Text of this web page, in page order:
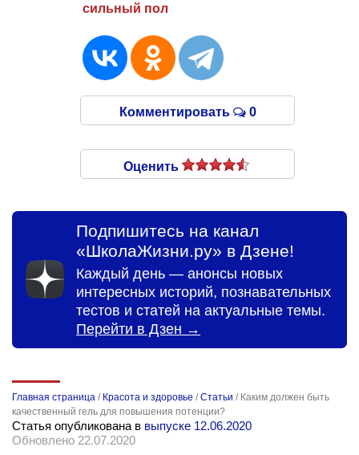
сильный пол
Комментировать 0
Оценить
Подпишитесь на канал
«ШколаЖизни.ру» в Дзене!
Каждый день — анонсы новых
интересных историй, познавательных
тестов и статей на актуальные темы.
Перейти в Дзен →
Главная страница / Красота и здоровье /Статьи / Каким должен быть
качественный гель для повышения потенции?
Статья опубликована в выпуске 12.06.2020
Обновлено 22.07.2020